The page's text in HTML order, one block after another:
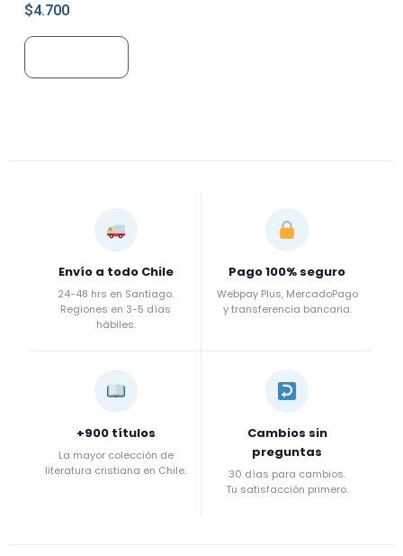
$4.700
Envío a todo Chile
24-48 hrs en Santiago.
Regiones en 3-5 días
hábiles.
Pago 100% seguro
Webpay Plus, MercadoPago
y transferencia bancaria.
+900 títulos
La mayor colección de
literatura cristiana en Chile.
Cambios sin
preguntas
30 días para cambios.
Tu satisfacción primero.